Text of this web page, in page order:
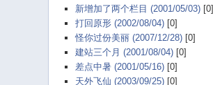
新增加了两个栏目 (2001/05/03)[0]
打回原形 (2002/08/04)[0]
怪你过份美丽 (2007/12/28)[0]
建站三个月 (2001/08/04)[0]
差点中暑 (2001/05/16)[0]
天外飞仙 (2003/09/25)[0]